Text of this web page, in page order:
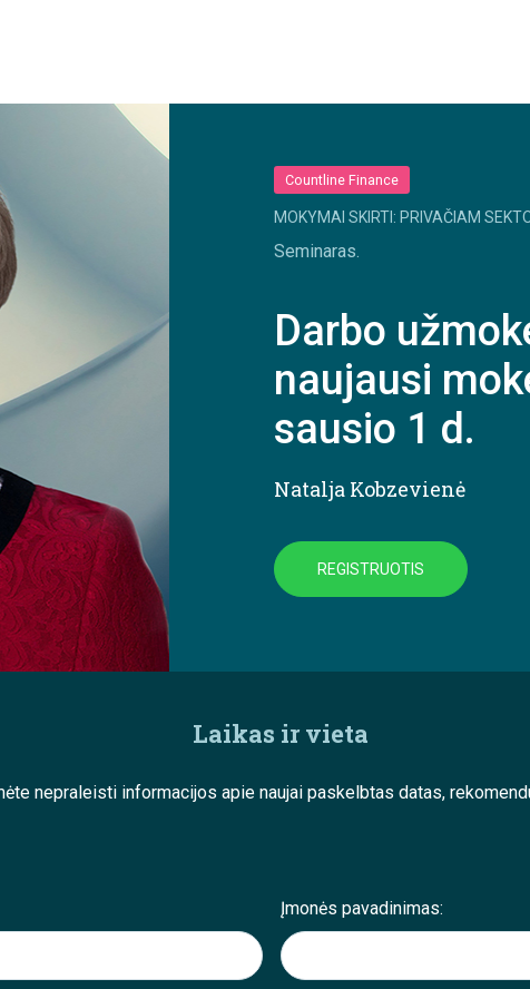
Countline Finance
MOKYMAI SKIRTI: PRIVAČIAM
Seminaras.
Darbo
naujausi
sausio 1 d.
Natalja Kobzevienė
REGISTRUOTIS
Laikas ir vieta
nepraleisti informacijos apie naujai paskelbtas datas,
Įmonės pavadinimas: